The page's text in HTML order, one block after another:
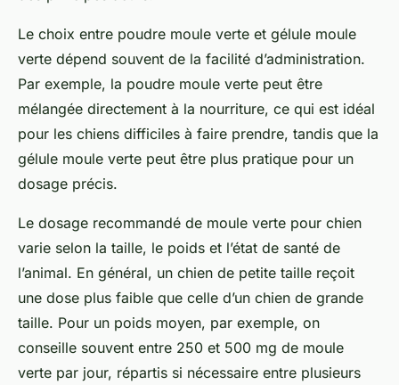
Le choix entre poudre moule verte et gélule moule
verte dépend souvent de la facilité d’administration.
Par exemple, la poudre moule verte peut être
mélangée directement à la nourriture, ce qui est idéal
pour les chiens difficiles à faire prendre, tandis que la
gélule moule verte peut être plus pratique pour un
dosage précis.
Le dosage recommandé de moule verte pour chien
varie selon la taille, le poids et l’état de santé de
l’animal. En général, un chien de petite taille reçoit
une dose plus faible que celle d’un chien de grande
taille. Pour un poids moyen, par exemple, on
conseille souvent entre 250 et 500 mg de moule
verte par jour, répartis si nécessaire entre plusieurs